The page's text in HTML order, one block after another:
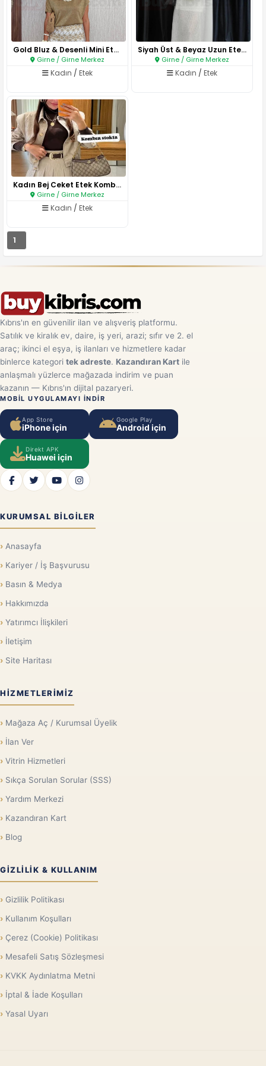
Gold Bluz & Desenli Mini Etek ..
Girne / Girne Merkez
Kadın / Etek
Siyah Üst & Beyaz Uzun Etek Ko..
Girne / Girne Merkez
Kadın /Etek
Kadın Bej Ceket Etek Kombin..
Girne / Girne Merkez
Kadın / Etek
1
Kıbrıs'ın en güvenilir ilan ve alışveriş platformu.
Satılık ve kiralık ev, daire, iş yeri, arazi; sıfır ve 2. el
araç; ikinci el eşya, iş ilanları ve hizmetlere kadar
binlerce kategori tek adreste. Kazandıran Kart ile
anlaşmalı yüzlerce mağazada indirim ve puan
kazanın — Kıbrıs'ın dijital pazaryeri.
MOBIL UYGULAMAYI INDIR
App Store
iPhone için
Google Play
Android için
Direkt APK
Huawei için
KURUMSAL BILGILER
Anasayfa
Kariyer / İş Başvurusu
Basın & Medya
Hakkımızda
Yatırımcı İlişkileri
İletişim
Site Haritası
HIZMETLERIMIZ
Mağaza Aç / Kurumsal Üyelik
İlan Ver
Vitrin Hizmetleri
Sıkça Sorulan Sorular (SSS)
Yardım Merkezi
Kazandıran Kart
Blog
GIZLILIK & KULLANIM
Gizlilik Politikası
Kullanım Koşulları
Çerez (Cookie) Politikası
Mesafeli Satış Sözleşmesi
KVKK Aydınlatma Metni
İptal & İade Koşulları
Yasal Uyarı